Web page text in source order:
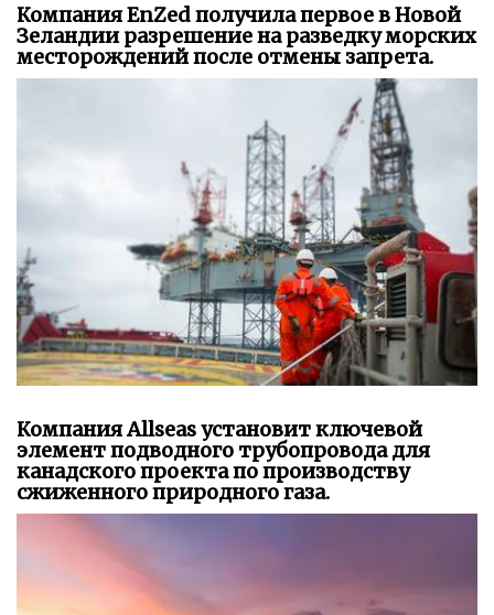
Компания EnZed получила первое в Новой
Зеландии разрешение на разведку морских
месторождений после отмены запрета.
Компания Allseas установит ключевой
элемент подводного трубопровода для
канадского проекта по производству
сжиженного природного газа.